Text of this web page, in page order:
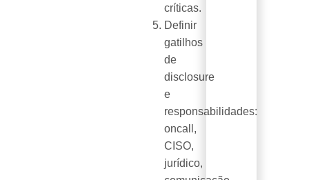
críticas.
Definir
gatilhos
de
disclosure
e
responsabilidades:
oncall,
CISO,
jurídico,